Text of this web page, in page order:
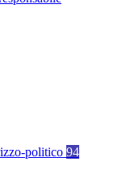
politico 94